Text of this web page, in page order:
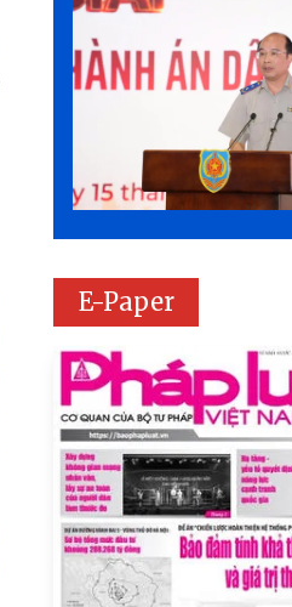
E-Paper